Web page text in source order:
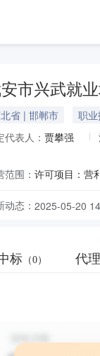
市兴武就
省 | 邯郸市 职
代表人： 贾攀强
范围：
动态： 2025-05-20
标 （0） 代理